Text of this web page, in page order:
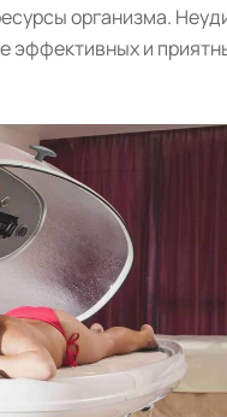
организма.
эффективных и